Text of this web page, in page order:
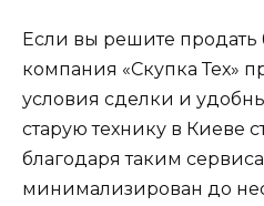
Если вы решите продать
компания «Скупка Тех»
условия сделки и
старую технику в Киеве
благодаря таким
минимализирован до